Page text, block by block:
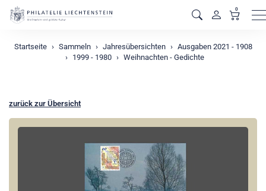
0
Startseite Sammeln Jahresübersichten
Ausgaben 2021 - 1908
1999 - 1980
Weihnachten - Gedichte
zurück zur Übersicht